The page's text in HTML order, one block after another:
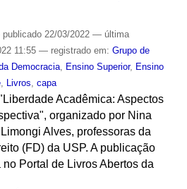
publicado22/03/2022 — última
11:55 — registrado em: Grupo de
Democracia, Ensino Superior, Ensino
, Livros capa
Acadêmica: Aspectos
organizado por Nina
Alves, professoras da
(FD) da USP. A publicação
Portal de Livros Abertos da